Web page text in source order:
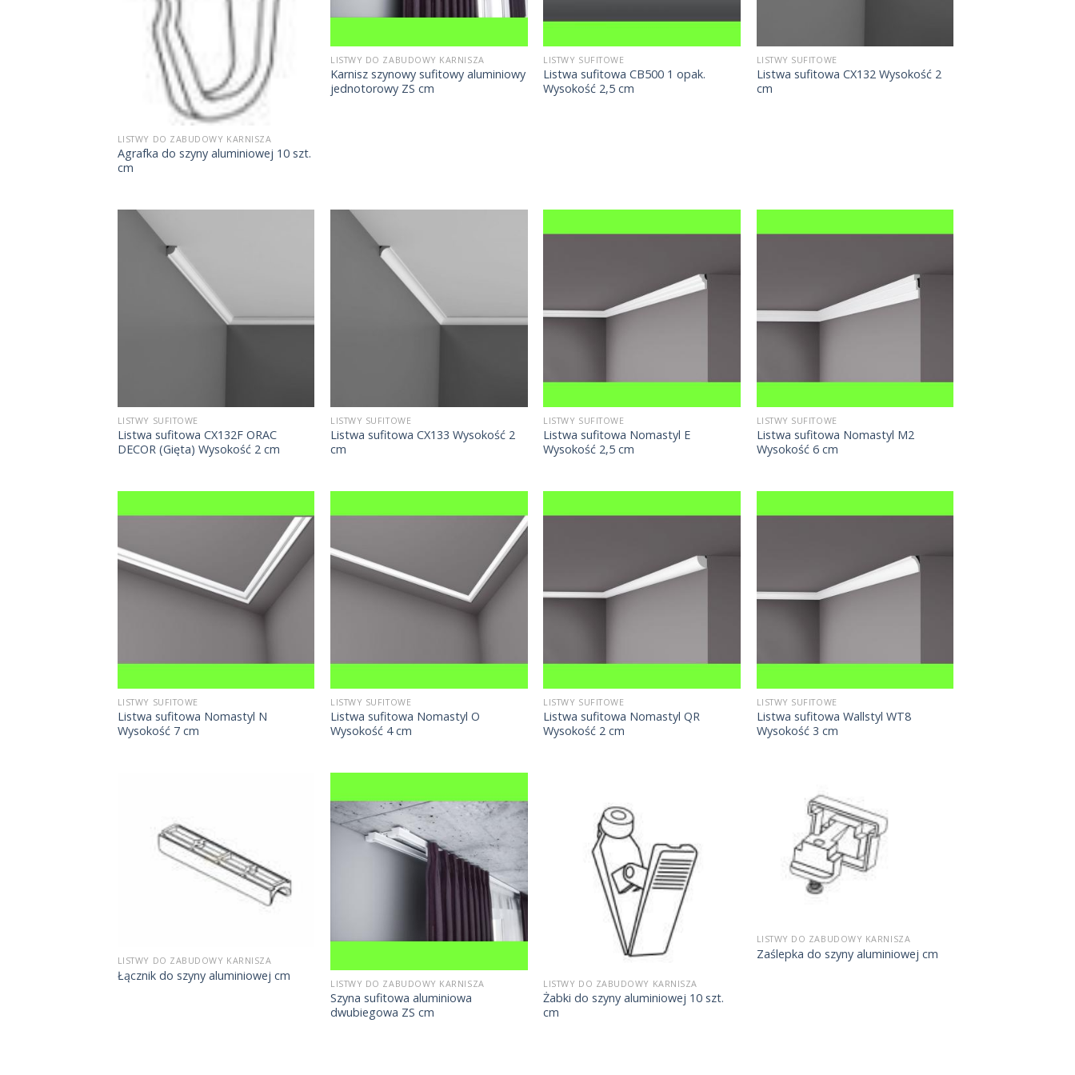
LISTWY DO ZABUDOWY KARNISZA
Agrafka do szyny aluminiowej 10 szt.
cm
LISTWY DO ZABUDOWY KARNISZA
Karnisz szynowy sufitowy aluminiowy
jednotorowy ZS cm
LISTWY SUFITOWE
Listwa sufitowa CB500 1 opak.
Wysokość 2,5 cm
LISTWY SUFITOWE
Listwa sufitowa CX132 Wysokość 2
cm
LISTWY SUFITOWE
Listwa sufitowa CX132F ORAC
DECOR (Gięta) Wysokość 2 cm
LISTWY SUFITOWE
Listwa sufitowa CX133 Wysokość 2
cm
LISTWY SUFITOWE
Listwa sufitowa Nomastyl E
Wysokość 2,5 cm
LISTWY SUFITOWE
Listwa sufitowa Nomastyl M2
Wysokość 6 cm
LISTWY SUFITOWE
Listwa sufitowa Nomastyl N
Wysokość 7 cm
LISTWY SUFITOWE
Listwa sufitowa Nomastyl O
Wysokość 4 cm
LISTWY SUFITOWE
Listwa sufitowa Nomastyl QR
Wysokość 2 cm
LISTWY SUFITOWE
Listwa sufitowa Wallstyl WT8
Wysokość 3 cm
LISTWY DO ZABUDOWY KARNISZA
Łącznik do szyny aluminiowej cm LISTWY DO ZABUDOWY KARNISZA
Szyna sufitowa aluminiowa
dwubiegowa ZS cm
LISTWY DO ZABUDOWY KARNISZA
Żabki do szyny aluminiowej 10 szt.
cm
LISTWY DO ZABUDOWY KARNISZA
Zaślepka do szyny aluminiowej cm